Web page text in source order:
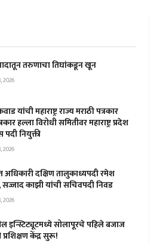
तरुणाचा तिघांकडून खून
2026
यांची महाराष्ट्र राज्य मराठी पत्रकार
हल्ला विरोधी समितीवर महाराष्ट्र प्रदेश
नियुक्ती
2026
अधिकारी दक्षिण तालुकाध्यपदी रमेश
काझी यांची सचिवपदी निवड
2026
इन्स्टिट्यूटमध्ये सोलापूरचे पहिले बजाज
प्रशिक्षण केंद्र सुरू!